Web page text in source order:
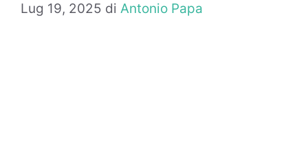
Lug 19, 2025 di Antonio Papa